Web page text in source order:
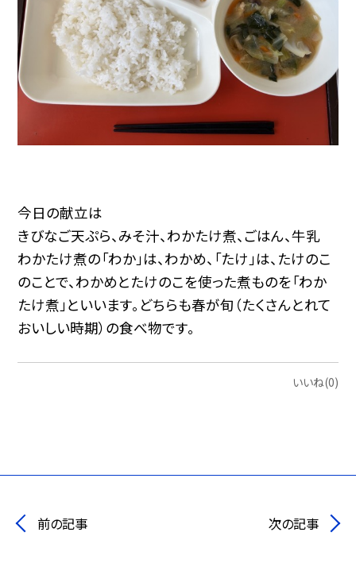
今日の献立は
きびなご天ぷら、みそ汁、わかたけ煮、ごはん、牛乳
わかたけ煮の「わか」は、わかめ、「たけ」は、たけのこ
のことで、わかめとたけのこを使った煮ものを「わか
たけ煮」といいます。どちらも春が旬（たくさんとれて
おいしい時期）の食べ物です。
いいね(0)
前の記事 次の記事